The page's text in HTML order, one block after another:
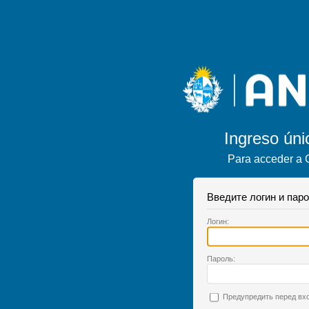
Ingreso
Para acceder a
Введите логин и
Логин:
Пароль:
Предупредить перед